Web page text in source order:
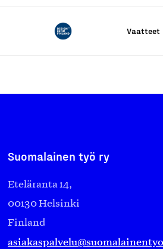
Vaatteet
Suomalainen työ ry
Eteläranta 14,
00130 Helsinki
Finland